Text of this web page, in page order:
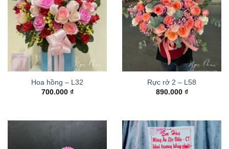
Hoa hồng – L32
700.000 ₫
Rực rở 2 – L58
890.000 ₫